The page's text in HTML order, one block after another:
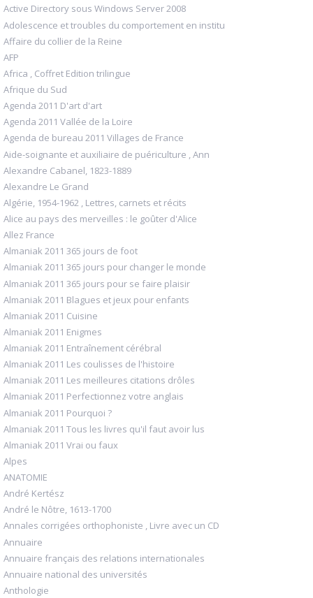
Active Directory sous Windows Server 2008
Adolescence et troubles du comportement en institu
Affaire du collier de la Reine
AFP
Africa , Coffret Edition trilingue
Afrique du Sud
Agenda 2011 D'art d'art
Agenda 2011 Vallée de la Loire
Agenda de bureau 2011 Villages de France
Aide-soignante et auxiliaire de puériculture , Ann
Alexandre Cabanel, 1823-1889
Alexandre Le Grand
Algérie, 1954-1962 , Lettres, carnets et récits
Alice au pays des merveilles : le goûter d'Alice
Allez France
Almaniak 2011 365 jours de foot
Almaniak 2011 365 jours pour changer le monde
Almaniak 2011 365 jours pour se faire plaisir
Almaniak 2011 Blagues et jeux pour enfants
Almaniak 2011 Cuisine
Almaniak 2011 Enigmes
Almaniak 2011 Entraînement cérébral
Almaniak 2011 Les coulisses de l'histoire
Almaniak 2011 Les meilleures citations drôles
Almaniak 2011 Perfectionnez votre anglais
Almaniak 2011 Pourquoi ?
Almaniak 2011 Tous les livres qu'il faut avoir lus
Almaniak 2011 Vrai ou faux
Alpes
ANATOMIE
André Kertész
André le Nôtre, 1613-1700
Annales corrigées orthophoniste , Livre avec un CD
Annuaire
Annuaire français des relations internationales
Annuaire national des universités
Anthologie